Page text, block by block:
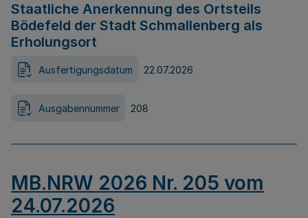
Staatliche Anerkennung des Ortsteils
Bödefeld der Stadt Schmallenberg als
Erholungsort
Ausfertigungsdatum 22.07.2026
Ausgabennummer 208
MB.NRW 2026 Nr. 205 vom
24.07.2026